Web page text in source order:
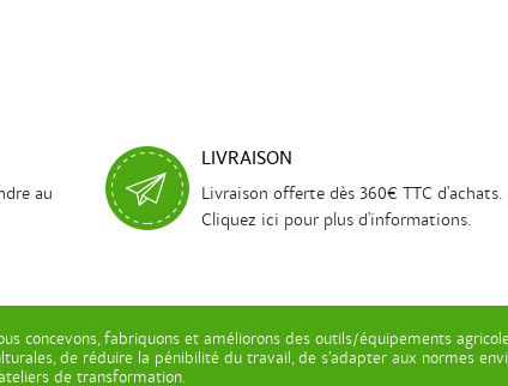
au
LIVRAISON
Livraison offerte dès 360€ TTC d'achats.
Cliquez ici pour plus d'informations.
concevons, fabriquons et améliorons des outils/équipements
de réduire la pénibilité du travail, de s’adapter aux normes
de transformation.